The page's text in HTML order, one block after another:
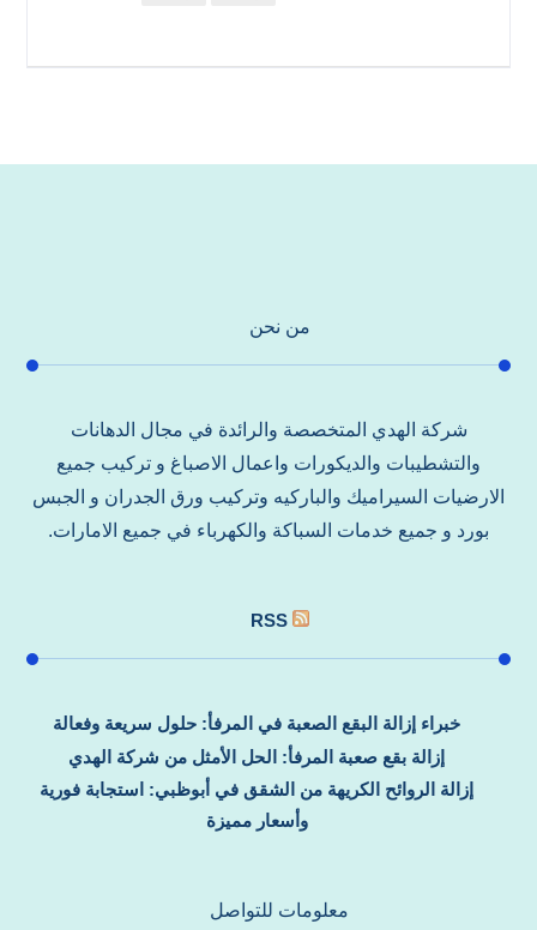
من نحن
شركة الهدي المتخصصة والرائدة في مجال الدهانات
والتشطيبات والديكورات واعمال الاصباغ و تركيب جميع
الارضيات السيراميك والباركيه وتركيب ورق الجدران و الجبس
بورد و جميع خدمات السباكة والكهرباء في جميع الامارات.
RSS
خبراء إزالة البقع الصعبة في المرفأ: حلول سريعة وفعالة
إزالة بقع صعبة المرفأ: الحل الأمثل من شركة الهدي
إزالة الروائح الكريهة من الشقق في أبوظبي: استجابة فورية
وأسعار مميزة
معلومات للتواصل